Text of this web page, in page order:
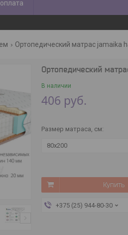
Ортопедический матрас jamaika
Ортопедический
В наличии
406 руб.
Размер матраса, см:
80х200
Купить
+375 (25) 944-80-30